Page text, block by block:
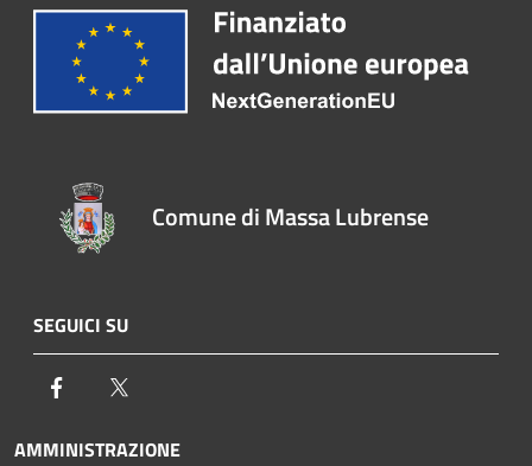
Comune di Massa Lubrense
SEGUICI SU
Facebook
AMMINISTRAZIONE